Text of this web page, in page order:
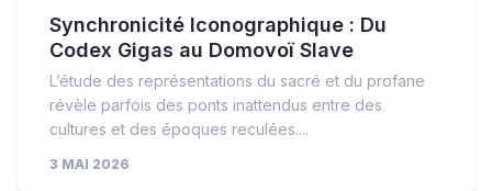
Synchronicité Iconographique : Du
Codex Gigas au Domovoï Slave
L’étude des représentations du sacré et du profane
révèle parfois des ponts inattendus entre des
cultures et des époques reculées....
3 MAI 2026